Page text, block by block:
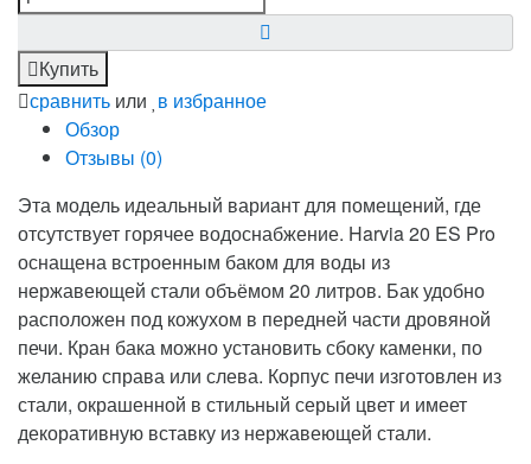
Купить
сравнить или в избранное
Обзор
Отзывы (0)
Эта модель идеальный вариант для помещений, где
отсутствует горячее водоснабжение. Harvia 20 ES Pro
оснащена встроенным баком для воды из
нержавеющей стали объёмом 20 литров. Бак удобно
расположен под кожухом в передней части дровяной
печи. Кран бака можно установить сбоку каменки, по
желанию справа или слева. Корпус печи изготовлен из
стали, окрашенной в стильный серый цвет и имеет
декоративную вставку из нержавеющей стали.